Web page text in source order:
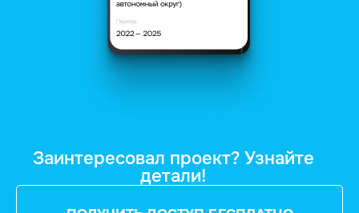
Заинтересовал проект? Узнайте
детали!